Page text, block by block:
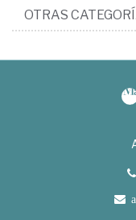
OTRAS